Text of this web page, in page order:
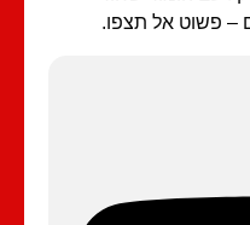
אל תצפו.